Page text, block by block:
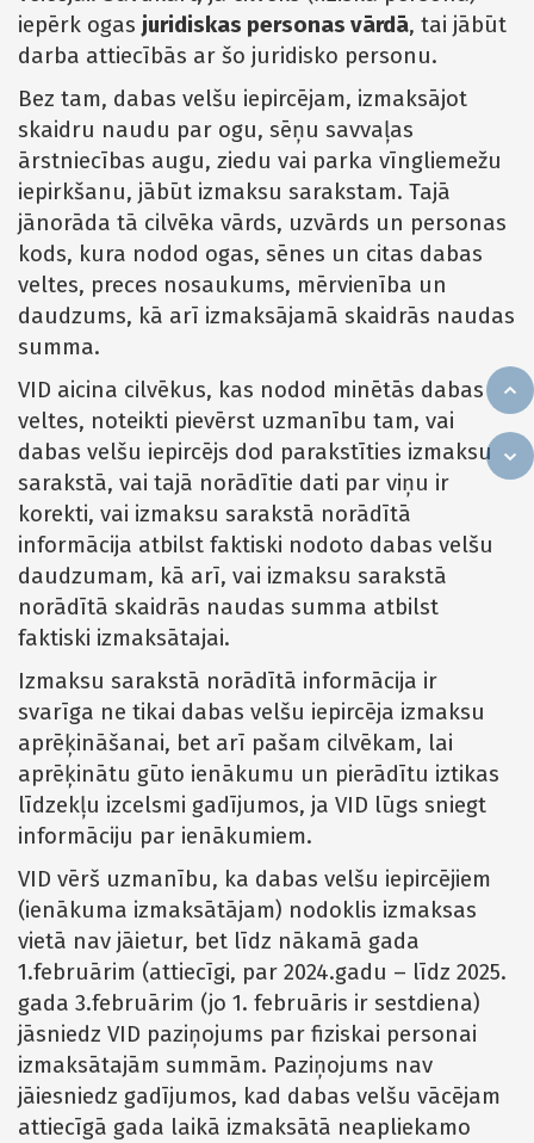
iepērk ogas juridiskas personas vārdā, tai jābūt
darba attiecībās ar šo juridisko personu.
Bez tam, dabas velšu iepircējam, izmaksājot
skaidru naudu par ogu, sēņu savvaļas
ārstniecības augu, ziedu vai parka vīngliemežu
iepirkšanu, jābūt izmaksu sarakstam. Tajā
jānorāda tā cilvēka vārds, uzvārds un personas
kods, kura nodod ogas, sēnes un citas dabas
veltes, preces nosaukums, mērvienība un
daudzums, kā arī izmaksājamā skaidrās naudas
summa.
VID aicina cilvēkus, kas nodod minētās dabas
veltes, noteikti pievērst uzmanību tam, vai
dabas velšu iepircējs dod parakstīties izmaksu
sarakstā, vai tajā norādītie dati par viņu ir
korekti, vai izmaksu sarakstā norādītā
informācija atbilst faktiski nodoto dabas velšu
daudzumam, kā arī, vai izmaksu sarakstā
norādītā skaidrās naudas summa atbilst
faktiski izmaksātajai.
Izmaksu sarakstā norādītā informācija ir
svarīga ne tikai dabas velšu iepircēja izmaksu
aprēķināšanai, bet arī pašam cilvēkam, lai
aprēķinātu gūto ienākumu un pierādītu iztikas
līdzekļu izcelsmi gadījumos, ja VID lūgs sniegt
informāciju par ienākumiem.
VID vērš uzmanību, ka dabas velšu iepircējiem
(ienākuma izmaksātājam) nodoklis izmaksas
vietā nav jāietur, bet līdz nākamā gada
1.februārim (attiecīgi, par 2024.gadu – līdz 2025.
gada 3.februārim (jo 1. februāris ir sestdiena)
jāsniedz VID paziņojums par fiziskai personai
izmaksātajām summām. Paziņojums nav
jāiesniedz gadījumos, kad dabas velšu vācējam
attiecīgā gada laikā izmaksātā neapliekamo